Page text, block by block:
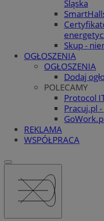
Śląska
Skup -
OGŁOSZENIA
OGŁOSZENIA
Dodaj
POLECAMY
Protocol
Pracuj.pl
REKLAMA
WSPÓŁPRACA